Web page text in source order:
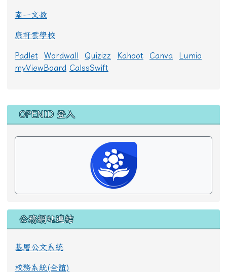
南一文教
康軒雲學校
Padlet Wordwall Quizizz Kahoot Canva
Lumio
myViewBoard CalssSwift
右邊區域內容
OPENID 登入
公務網站連結
基層公文系統
校務系統(全誼)